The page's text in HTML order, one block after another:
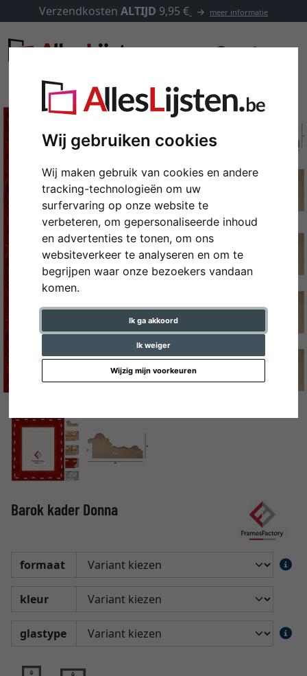
Wij gebruiken cookies
Wij maken gebruik van cookies en andere
tracking-technologieën om uw
surfervaring op onze website te
verbeteren, om gepersonaliseerde inhoud
en advertenties te tonen, om ons
websiteverkeer te analyseren en om te
begrijpen waar onze bezoekers vandaan
komen.
Ik ga akkoord
Ik weiger
Wijzig mijn voorkeuren
Verzendkosten ALTIJD 9,95 € meer informatie
Terug
Barok kader Donna
formaat
kleur
glastype